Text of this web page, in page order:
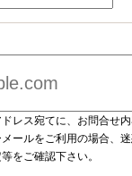
レス宛てに、お問合せ内
ールをご利用の場合、
をご確認下さい。